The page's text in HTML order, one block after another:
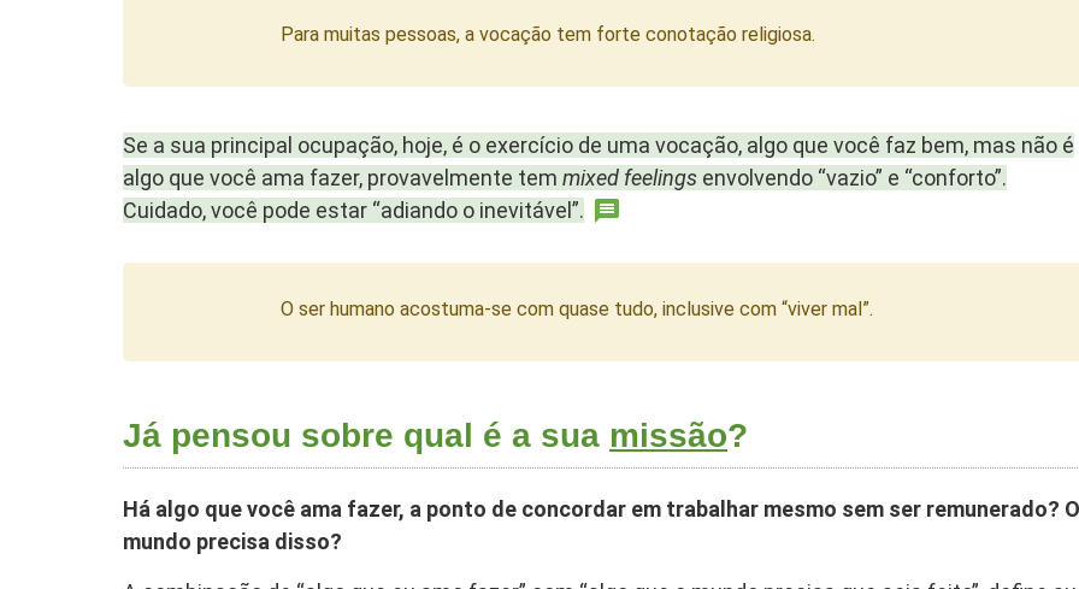
Para muitas pessoas, a vocação tem forte conotação religiosa.
Se a sua principal ocupação, hoje, é o exercício de uma vocação, algo que você faz bem, mas não é
algo que você ama fazer, provavelmente tem mixed feelings envolvendo “vazio” e “conforto”.
Cuidado, você pode estar “adiando o inevitável”.
O ser humano acostuma-se com quase tudo, inclusive com “viver mal”.
Já pensou sobre qual é a sua missão?
Há algo que você ama fazer, a ponto de concordar em trabalhar mesmo sem ser remunerado? O
mundo precisa disso?